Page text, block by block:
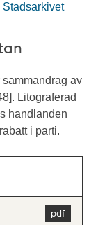
Stadsarkivet
av
Litograferad
handlanden
i parti.